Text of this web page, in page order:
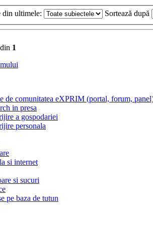
din ultimele: Sortează după
din 1
de comunitatea eXPRIM (portal, forum,
in presa
a gospodariei
personala
si internet
si sucuri
pe baza de tutun